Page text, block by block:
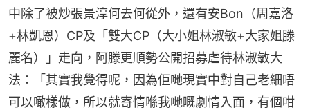
中除了被炒張景淳何去何從外，還有安Bon（周嘉洛
+林凱恩）CP及「雙大CP（大小姐林淑敏+大家姐滕
麗名）」走向，阿滕更順勢公開招募虐待林淑敏大
法：「其實我覺得呢，因為佢哋現實中對自己老細唔
可以噉樣做，所以就寄情喺我哋嘅劇情入面，有個咁